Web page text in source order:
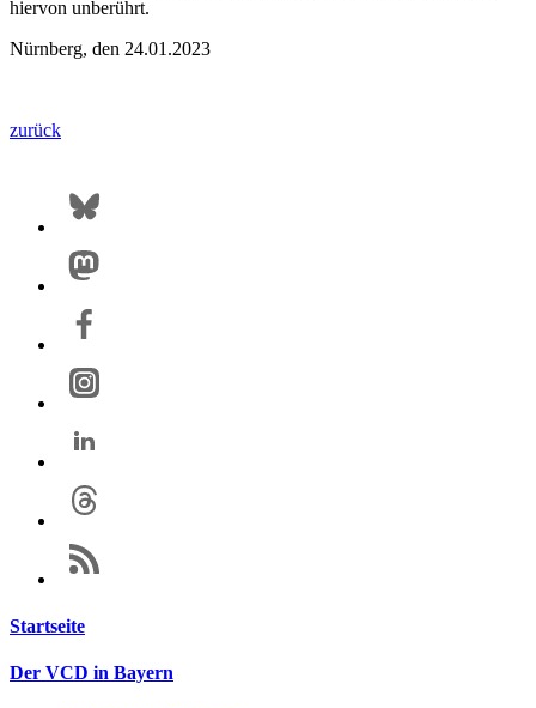
hiervon unberührt.
Nürnberg, den 24.01.2023
zurück
Startseite
Der VCD in Bayern